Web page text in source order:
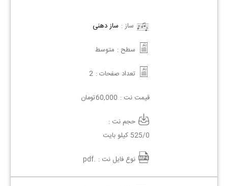
ساز : ساز دهنی
سطح : متوسط
تعداد صفحات : 2
قیمت نت : 60,000تومان
حجم نت :
525/0 کیلو بایت
نوع فایل نت : .pdf